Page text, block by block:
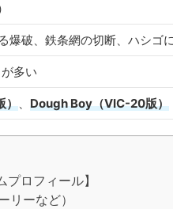
爆破、鉄条網の切断、ハシゴ
多い
）、 Dough Boy（VIC-20版）
ロフィール】
リーなど）